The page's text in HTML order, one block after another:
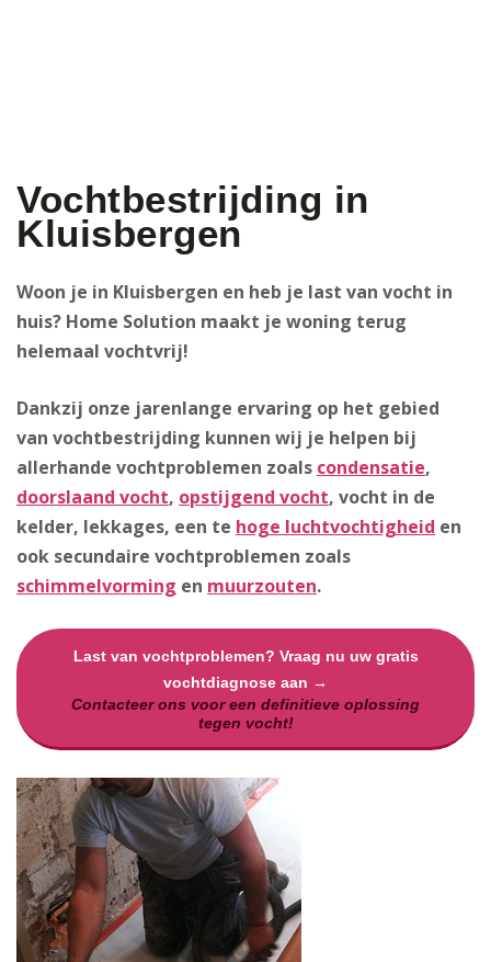
Vochtbestrijding in
Kluisbergen
Woon je in Kluisbergen en heb je last van vocht in
huis? Home Solution maakt je woning terug
helemaal vochtvrij!
Dankzij onze jarenlange ervaring op het gebied
van vochtbestrijding kunnen wij je helpen bij
allerhande vochtproblemen zoals condensatie,
doorslaand vocht, opstijgend vocht, vocht in de
kelder, lekkages, een te hoge luchtvochtigheid en
ook secundaire vochtproblemen zoals
schimmelvorming en muurzouten.
Last van vochtproblemen? Vraag nu uw gratis
vochtdiagnose aan →
Contacteer ons voor een definitieve oplossing
tegen vocht!